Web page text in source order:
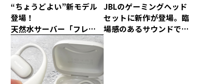
“ちょうどよい”新モデル
登場！
天然水サーバー「フレ
シャス・デュオ」がリ
ニューアル
JBLのゲーミングヘッド
セットに新作が登場。臨
場感のあるサウンドで没
入感アップ！